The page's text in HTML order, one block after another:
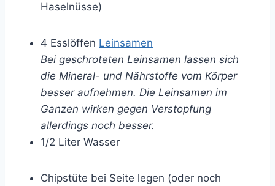
Haselnüsse)
4 Esslöffen Leinsamen
Bei geschroteten Leinsamen lassen sich
die Mineral- und Nährstoffe vom Körper
besser aufnehmen. Die Leinsamen im
Ganzen wirken gegen Verstopfung
allerdings noch besser.
1/2 Liter Wasser
Chipstüte bei Seite legen (oder noch